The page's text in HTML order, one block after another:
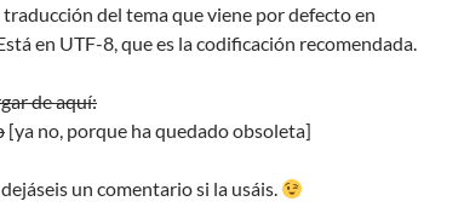
traducción del tema que viene por defecto en
en UTF-8, que es la codificación recomendada.
de aquí:
[ya no, porque ha quedado obsoleta]
un comentario si la usáis.